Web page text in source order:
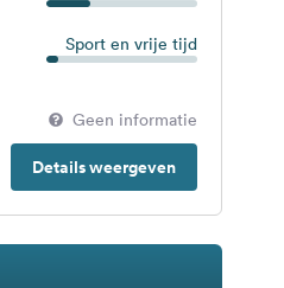
Sport en vrije tijd
Geen informatie
Details weergeven